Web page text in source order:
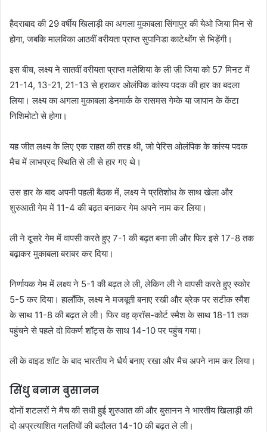
हैदराबाद की 29 वर्षीय खिलाड़ी का अगला मुकाबला सिंगापुर की येओ जिया मिन से
होगा, जबकि मालविका आठवीं वरीयता प्राप्त सुपानिडा काटेथोंग से भिड़ेंगी।
इस बीच, लक्ष्य ने सातवीं वरीयता प्राप्त मलेशिया के ली ज़ी जिया को 57 मिनट में
21-14, 13-21, 21-13 से हराकर ओलंपिक कांस्य पदक की हार का बदला
लिया। लक्ष्य का अगला मुकाबला डेनमार्क के रासमस गेम्के या जापान के केंटा
निशिमोटो से होगा।
यह जीत लक्ष्य के लिए एक राहत की तरह थी, जो पेरिस ओलंपिक के कांस्य पदक
मैच में लाभप्रद स्थिति से ली से हार गए थे।
उस हार के बाद अपनी पहली बैठक में, लक्ष्य ने प्रतिशोध के साथ खेला और
शुरुआती गेम में 11-4 की बढ़त बनाकर गेम अपने नाम कर लिया।
ली ने दूसरे गेम में वापसी करते हुए 7-1 की बढ़त बना ली और फिर इसे 17-8 तक
बढ़ाकर मुकाबला बराबर कर दिया।
निर्णायक गेम में लक्ष्य ने 5-1 की बढ़त ले ली, लेकिन ली ने वापसी करते हुए स्कोर
5-5 कर दिया। हालाँकि, लक्ष्य ने मजबूती बनाए रखी और ब्रेक पर सटीक स्मैश
के साथ 11-8 की बढ़त ले ली। फिर वह क्रॉस-कोर्ट स्मैश के साथ 18-11 तक
पहुंचने से पहले दो विकर्ण शॉट्स के साथ 14-10 पर पहुंच गया।
ली के वाइड शॉट के बाद भारतीय ने धैर्य बनाए रखा और मैच अपने नाम कर लिया।
सिंधु बनाम बुसानन
दोनों शटलरों ने मैच की सधी हुई शुरुआत की और बुसानन ने भारतीय खिलाड़ी की
दो अप्रत्याशित गलतियों की बदौलत 14-10 की बढ़त ले ली।